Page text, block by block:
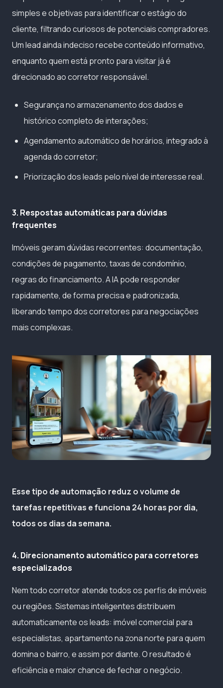
simples e objetivas para identificar o estágio do
cliente, filtrando curiosos de potenciais compradores.
Um lead ainda indeciso recebe conteúdo informativo,
enquanto quem está pronto para visitar já é
direcionado ao corretor responsável.
Segurança no armazenamento dos dados e
histórico completo de interações;
Agendamento automático de horários, integrado à
agenda do corretor;
Priorização dos leads pelo nível de interesse real.
3. Respostas automáticas para dúvidas
frequentes
Imóveis geram dúvidas recorrentes: documentação,
condições de pagamento, taxas de condomínio,
regras do financiamento. A IA pode responder
rapidamente, de forma precisa e padronizada,
liberando tempo dos corretores para negociações
mais complexas.
Esse tipo de automação reduz o volume de
tarefas repetitivas e funciona 24 horas por dia,
todos os dias da semana.
4. Direcionamento automático para corretores
especializados
Nem todo corretor atende todos os perfis de imóveis
ou regiões. Sistemas inteligentes distribuem
automaticamente os leads: imóvel comercial para
especialistas, apartamento na zona norte para quem
domina o bairro, e assim por diante. O resultado é
eficiência e maior chance de fechar o negócio.